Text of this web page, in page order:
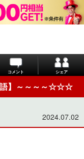
コメント シェア
】～～～～☆☆☆
2024.07.02